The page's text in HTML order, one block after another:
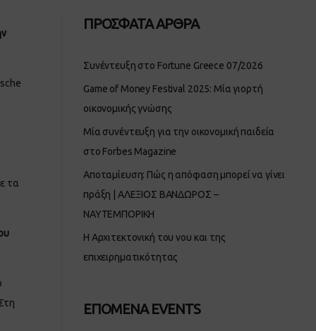
τα
ΠΡΟΣΦΑΤΑ ΑΡΘΡΑ
Συνέντευξη στο Fortune Greece 07/2026
Game of Money Festival 2025: Μία γιορτή
οικονομικής γνώσης
Μία συνέντευξη για την οικονομική παιδεία
στο Forbes Magazine
Αποταμίευση: Πώς η απόφαση μπορεί να γίνει
πράξη | ΑΛΕΞΙΟΣ ΒΑΝΔΩΡΟΣ –
ΝΑΥΤΕΜΠΟΡΙΚΗ
Η Αρχιτεκτονική του νου και της
επιχειρηματικότητας
ΕΠΟΜΕΝΑ EVENTS